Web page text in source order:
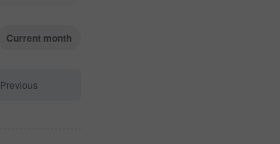
Current month
Previous